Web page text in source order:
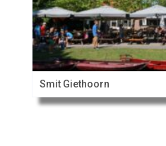
Smit Giethoorn